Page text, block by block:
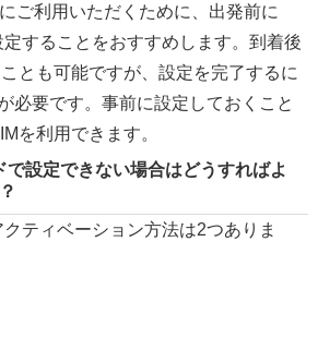
ご利用いただくために、出発前に
することをおすすめします。到着後
とも可能ですが、設定を完了するに
必要です。事前に設定しておくこと
を利用できます。
で設定できない場合はどうすればよ
ティベーション方法は2つありま